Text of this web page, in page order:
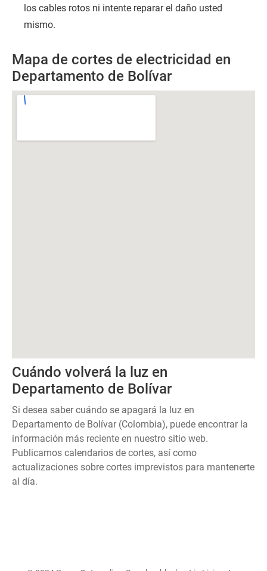
los cables rotos ni intente reparar el daño usted
mismo.
Mapa de cortes de electricidad en
Departamento de Bolívar
Cuándo volverá la luz en
Departamento de Bolívar
Si desea saber cuándo se apagará la luz en
Departamento de Bolívar (Colombia), puede encontrar la
información más reciente en nuestro sitio web.
Publicamos calendarios de cortes, así como
actualizaciones sobre cortes imprevistos para mantenerte
al día.